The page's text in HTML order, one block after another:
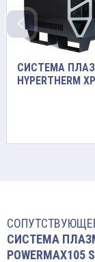
СИСТЕМА
HYPERTHERM
СИСТЕМА
POWERMAX105